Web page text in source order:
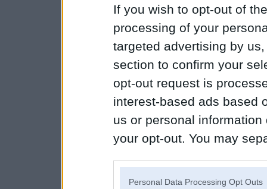
If you wish to opt-out of
processing of your
targeted advertising by
section to confirm your
opt-out request is
interest-based ads based
us or personal
your opt-out. You may
Personal Data Processing Opt Outs